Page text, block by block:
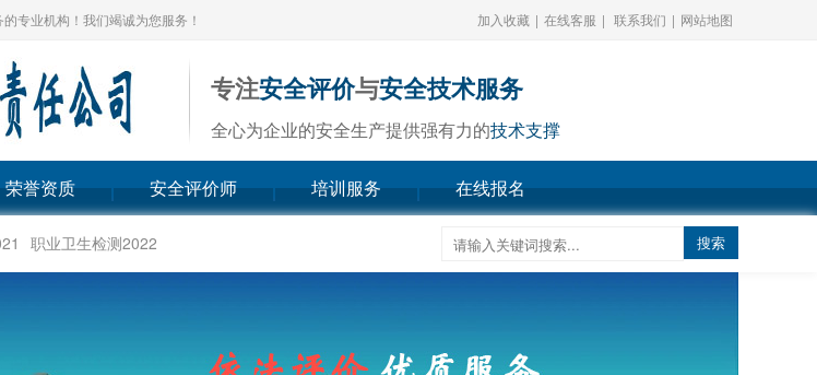
专业机构！我们竭诚为您服务！ 加入收藏 | 在线客服 | 联系我们 | 网站地图
专注安全评价与安全技术服务
全心为企业的安全生产提供强有力的技术支撑
荣誉资质 安全评价师 培训服务 在线报名
职业卫生检测2022